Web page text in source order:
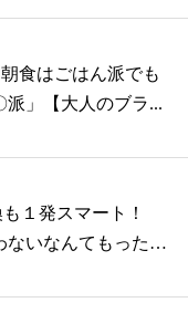
食はごはん派でも
」【大人のブラ...
も１発スマート！
ないなんてもった